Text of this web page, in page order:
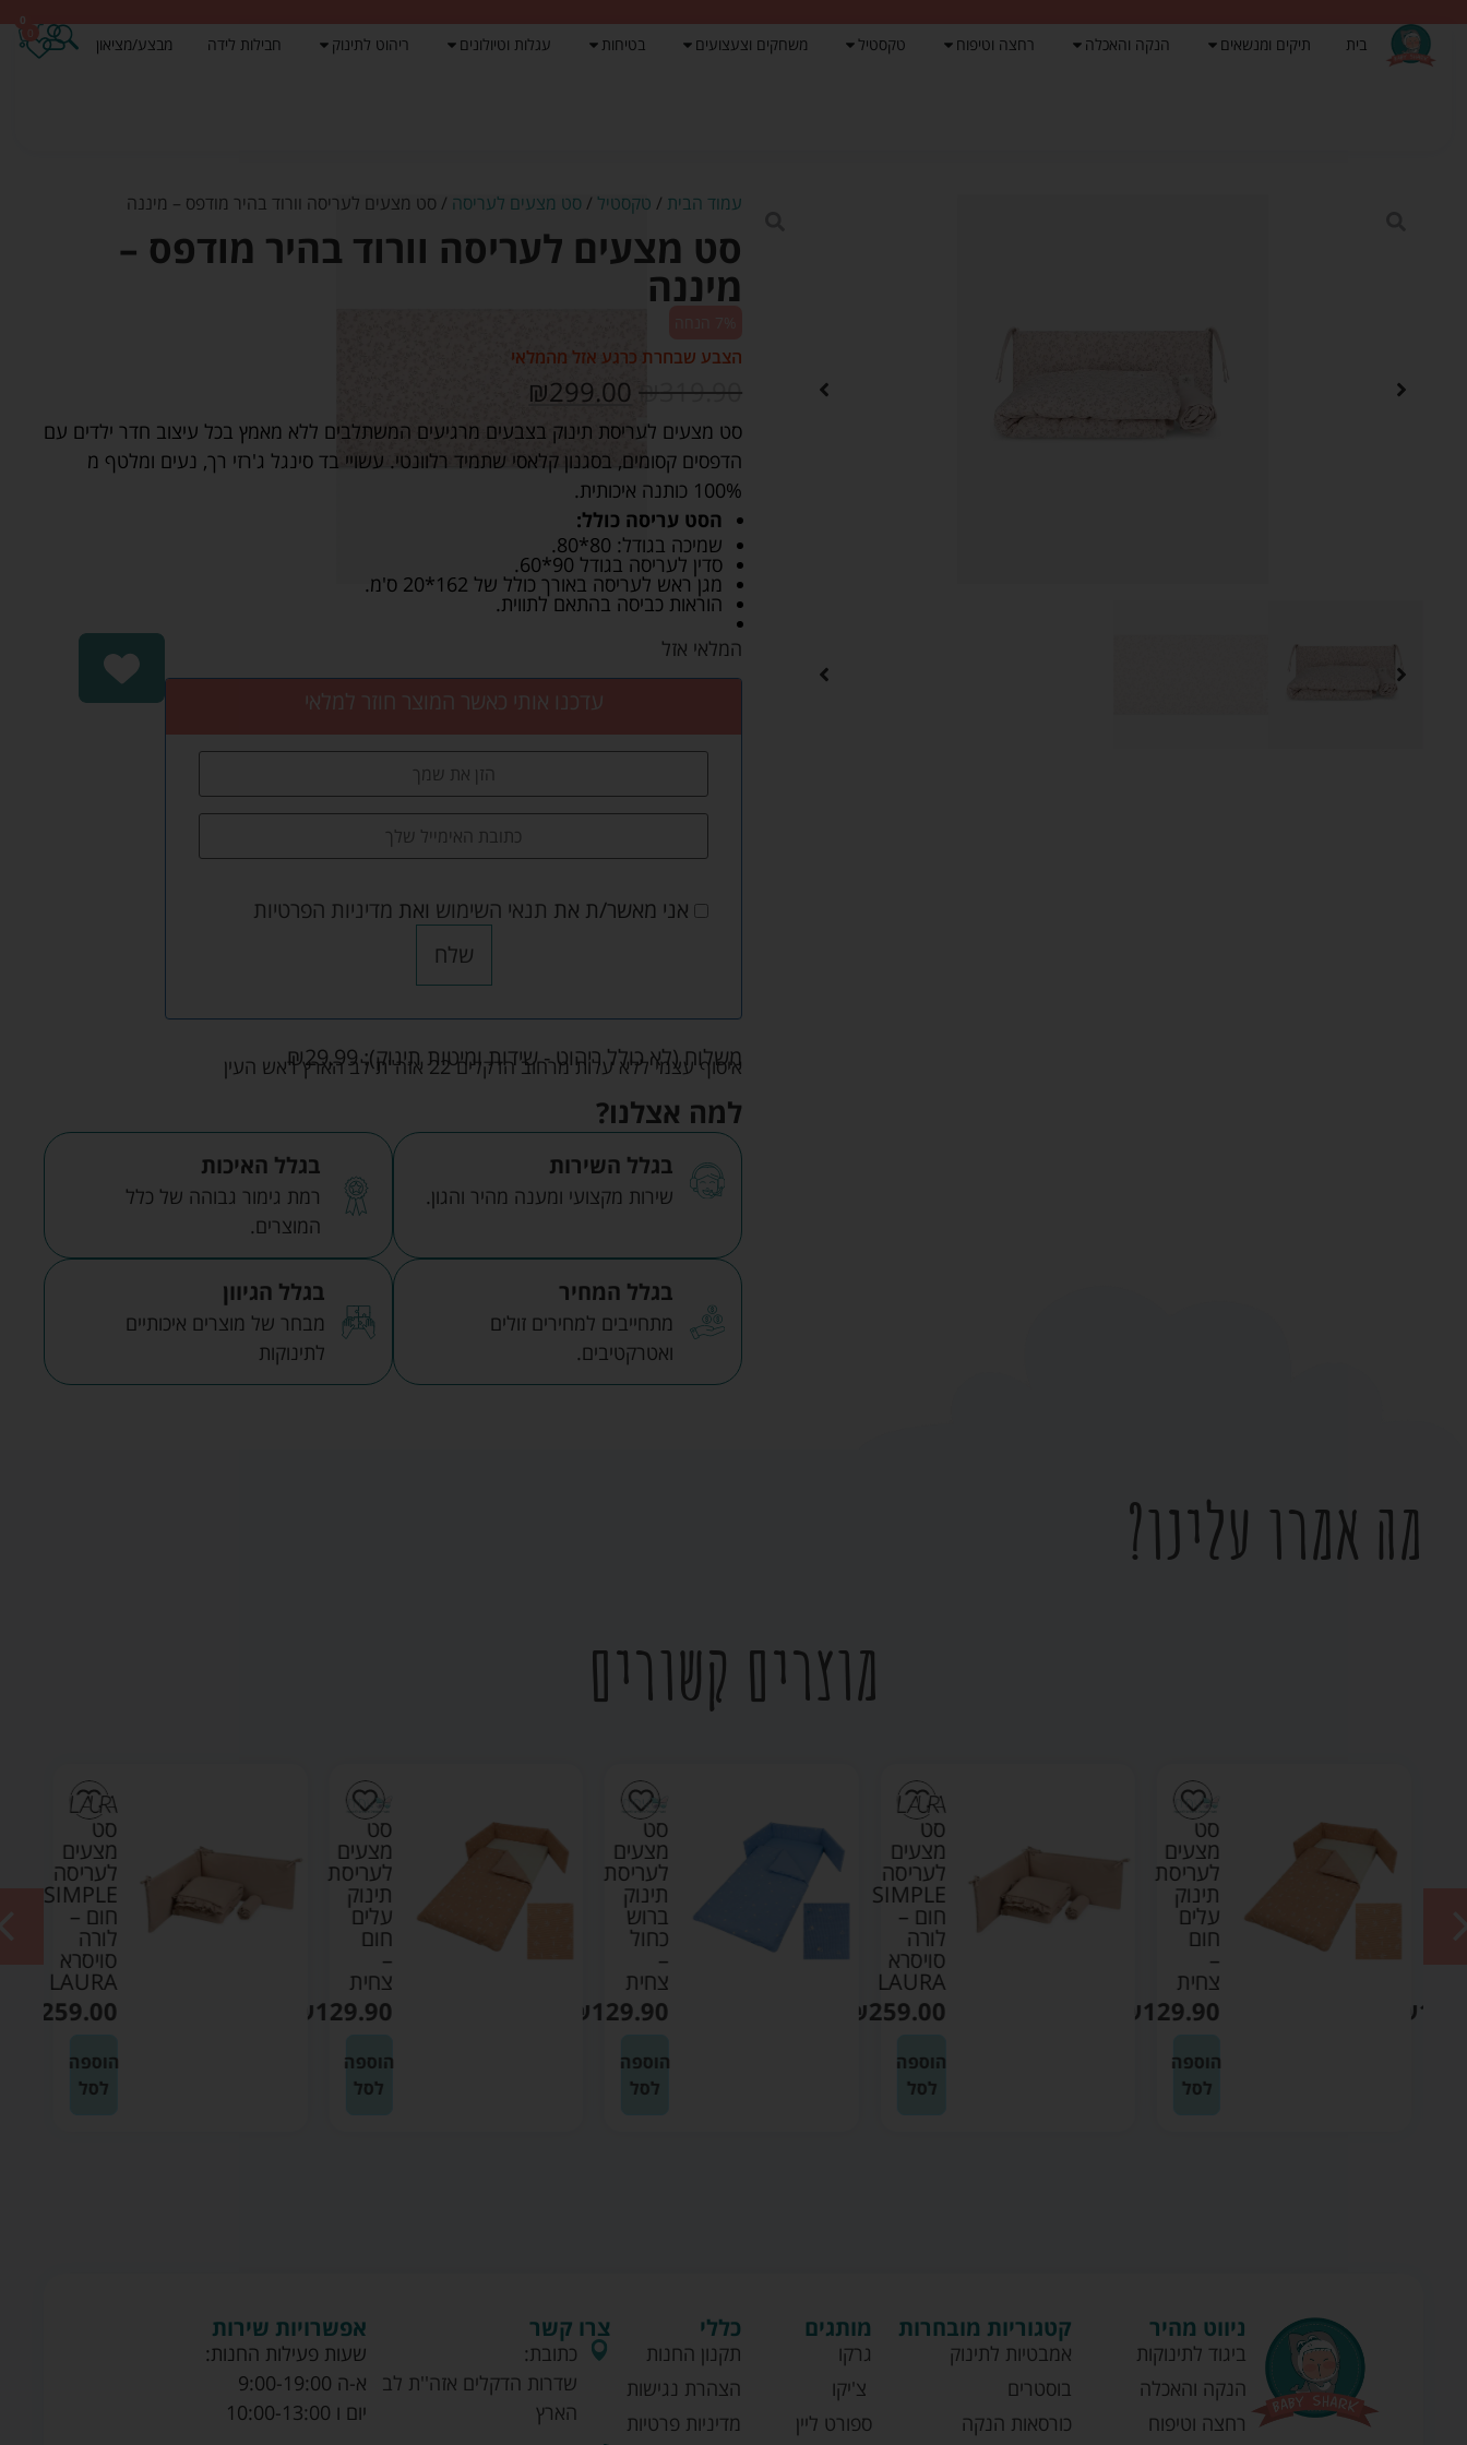
בית תיקים ומנשאים הנקה והאכלה רחצה וטיפוח טקסטיל משחקים וצעצועים בטיחות עגלות וטיולונים ריהוט לתינוק חבילות לידה מבצע/מציאון
0
עמוד הבית / טקסטיל / סט מצעים לעריסה / סט מצעים לעריסה וורוד בהיר מודפס – מיננה
סט מצעים לעריסה וורוד בהיר מודפס –
מיננה
הצבע שבחרת כרגע אזל מהמלאי
₪319.90
₪299.00
סט מצעים לעריסת תינוק בצבעים מרגיעים המשתלבים ללא מאמץ בכל עיצוב חדר ילדים עם
הדפסים קסומים, בסגנון קלאסי שתמיד רלוונטי. עשויי בד סינגל ג'רזי רך, נעים ומלטף מ
100% כותנה איכותית.
הסט עריסה כולל:
שמיכה בגודל: 80*80.
סדין לעריסה בגודל 90*60.
מגן ראש לעריסה באורך כולל של 162*20 ס'מ.
הוראות כביסה בהתאם לתווית.
המלאי אזל
עדכנו אותי כאשר המוצר חוזר למלאי
אני מאשר/ת את תנאי השימוש ואת מדיניות הפרטיות
שלח
משלוח (לא כולל ריהוט - שידות ומיטות תינוק): ₪29.99 איסוף עצמי ללא עלות מרחוב הדקלים 22 אזה"ת לב הארץ ראש העין
למה אצלנו?
בגלל השירות
שירות מקצועי ומענה מהיר והגון.
בגלל האיכות
רמת גימור גבוהה של כלל
המוצרים.
בגלל המחיר
מתחייבים למחירים זולים
ואטרקטיבים.
בגלל הגיוון
מבחר של מוצרים איכותיים
לתינוקות
מה אמרו עלינו?
מוצרים קשורים
₪
סט
מצעים
לעריסת
תינוק
עלים
חום
–
צחית
₪129.90
הוספה
לסל
סט
מצעים
לעריסה
SIMPLE
חום –
לורה
סויסרא
LAURA
₪259.00
הוספה
לסל
סט
מצעים
לעריסת
תינוק
ברוש
כחול
–
צחית
₪129.90
הוספה
לסל
סט
מצעים
לעריסת
תינוק
עלים
חום
–
צחית
₪129.90
הוספה
לסל
סט
מצעים
לעריסה
SIMPLE
חום –
לורה
סויסרא
LAURA
259.00
הוספה
לסל
ניווט מהיר
ביגוד לתינוקות
הנקה והאכלה
רחצה וטיפוח
קטגוריות מובחרות
אמבטיות לתינוק
בוסטרים
כורסאות הנקה
מותגים
גרקו
צ'יקו
ספורט ליין
כללי
תקנון החנות
הצהרת נגישות
מדיניות פרטיות
צרו קשר
כתובת:
שדרות הדקלים אזה''ת לב
הארץ
אפשרויות שירות
שעות פעילות החנות:
א-ה 9:00-19:00
יום ו 10:00-13:00